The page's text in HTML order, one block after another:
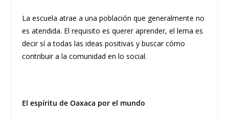
La escuela atrae a una población que generalmente no
es atendida. El requisito es querer aprender, el lema es
decir sí a todas las ideas positivas y buscar cómo
contribuir a la comunidad en lo social.
El espíritu de Oaxaca por el mundo